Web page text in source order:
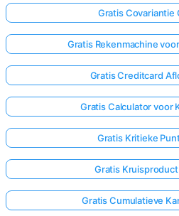
Gratis Covariantie
Gratis Rekenmachine
Gratis Creditcard
Gratis Calculator voor
Gratis Kritieke
Gratis
Gratis Cumulatieve